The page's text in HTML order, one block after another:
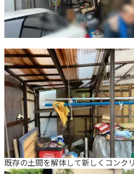
既存の土間を解体して新しくコンク